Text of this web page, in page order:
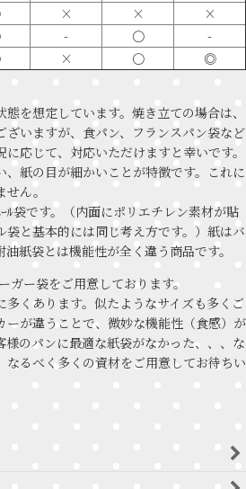
× × ×
- 〇 -
× 〇 ◎
を想定しています。焼き立ての場合は、
ざいますが、食パン、フランスパン袋など
応じて、対応いただけますと幸いです。
紙の目が細かいことが特徴です。これに
ん。
袋です。（内面にポリエチレン素材が貼
袋と基本的には同じ考え方です。）紙はバ
紙袋とは機能性が全く違う商品です。
ガー袋をご用意しております。
くあります。似たようなサイズも多くご
ーが違うことで、微妙な機能性（食感）が
のパンに最適な紙袋がなかった、、、な
なるべく多くの資材をご用意してお待ちい